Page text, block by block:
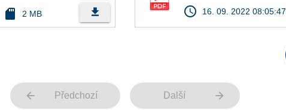
sd_card 2 MB file_download access_time 16. 09. 2022 08:05:47
arrow_back Předchozí Další arrow_forward